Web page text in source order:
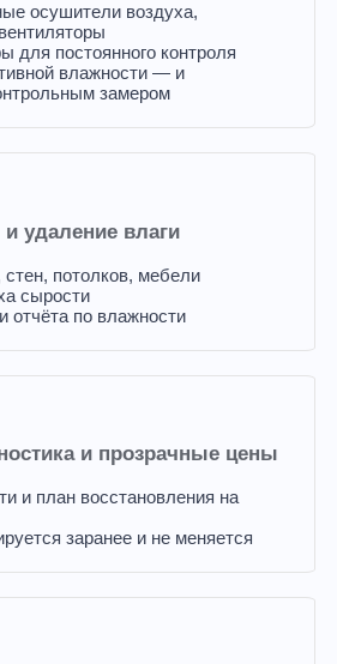
осушители воздуха,
для постоянного контроля
влажности — и
замером
удаление влаги
потолков, мебели
сырости
отчёта по влажности
и прозрачные цены
и план восстановления на
заранее и не меняется